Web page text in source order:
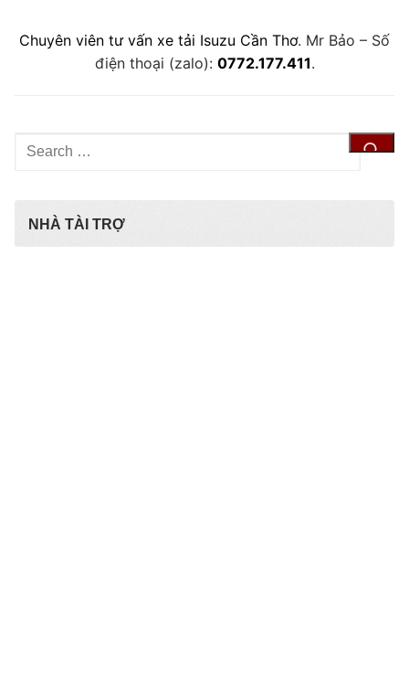
Chuyên viên tư vấn xe tải Isuzu Cần Thơ. Mr Bảo – Số
điện thoại (zalo): 0772.177.411.
Tìm
kiếm
NHÀ TÀI TRỢ